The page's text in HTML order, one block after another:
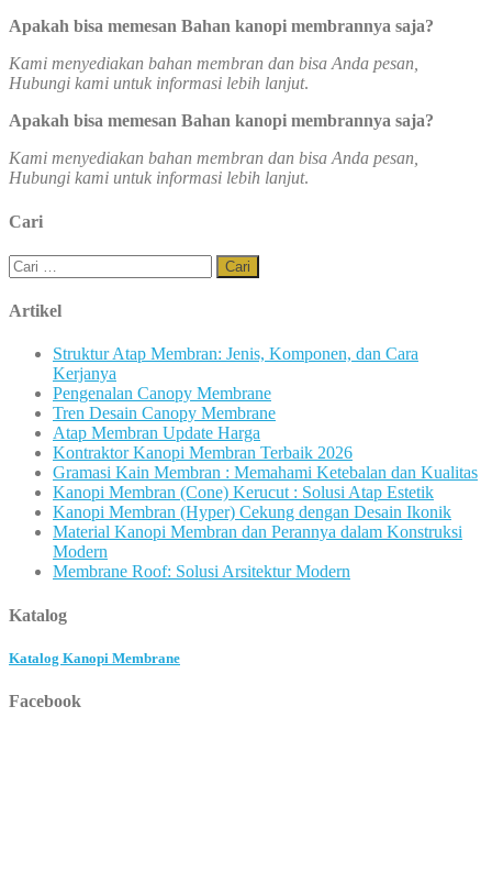
Apakah bisa memesan Bahan kanopi membrannya saja?
Kami menyediakan bahan membran dan bisa Anda pesan,
Hubungi kami untuk informasi lebih lanjut.
Apakah bisa memesan Bahan kanopi membrannya saja?
Kami menyediakan bahan membran dan bisa Anda pesan,
Hubungi kami untuk informasi lebih lanjut.
Cari
Cari
untuk:
Artikel
Struktur Atap Membran: Jenis, Komponen, dan Cara
Kerjanya
Pengenalan Canopy Membrane
Tren Desain Canopy Membrane
Atap Membran Update Harga
Kontraktor Kanopi Membran Terbaik 2026
Gramasi Kain Membran : Memahami Ketebalan dan Kualitas
Kanopi Membran (Cone) Kerucut : Solusi Atap Estetik
Kanopi Membran (Hyper) Cekung dengan Desain Ikonik
Material Kanopi Membran dan Perannya dalam Konstruksi
Modern
Membrane Roof: Solusi Arsitektur Modern
Katalog
Katalog Kanopi Membrane
Facebook